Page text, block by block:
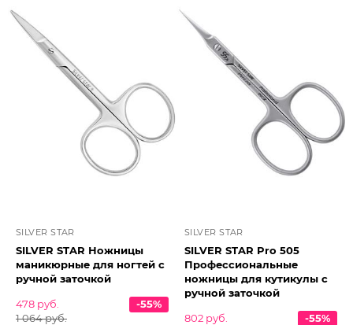
SILVER STAR
SILVER STAR Ножницы
маникюрные для ногтей с
ручной заточкой
478 руб.
1 064 руб.
-55%
SILVER STAR
SILVER STAR Pro 505
Профессиональные
ножницы для кутикулы с
ручной заточкой
802 руб.
-55%